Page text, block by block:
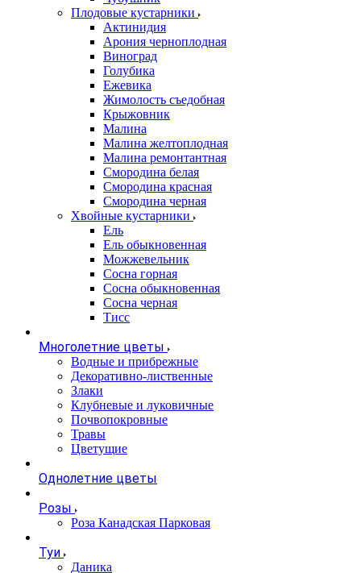
Плодовые кустарники
Актинидия
Арония черноплодная
Виноград
Голубика
Ежевика
Жимолость съедобная
Крыжовник
Малина
Малина желтоплодная
Малина ремонтантная
Смородина белая
Смородина красная
Смородина черная
Хвойные кустарники
Ель
Ель обыкновенная
Можжевельник
Сосна горная
Сосна обыкновенная
Сосна черная
Тисс
Многолетние цветы
Водные и прибрежные
Декоративно-лиственные
Злаки
Клубневые и луковичные
Почвопокровные
Травы
Цветущие
Однолетние цветы
Розы
Роза Канадская Парковая
Туи
Даника